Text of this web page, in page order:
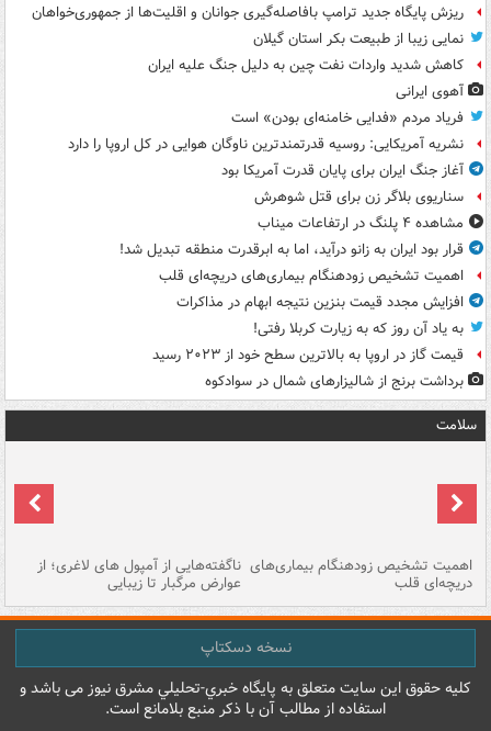
ریزش پایگاه جدید ترامپ بافاصله‌گیری جوانان و اقلیت‌ها از جمهوری‌خواهان
نمایی زیبا از طبیعت بکر استان گیلان
کاهش شدید واردات نفت چین به دلیل جنگ علیه ایران
آهوی ایرانی
فریاد مردم «فدایی خامنه‌ای بودن» است
نشریه آمریکایی: روسیه قدرتمندترین ناوگان هوایی در کل اروپا را دارد
آغاز جنگ ایران برای پایان قدرت آمریکا بود
سناریوی بلاگر زن برای قتل شوهرش
مشاهده ۴ پلنگ در ارتفاعات میناب
قرار بود ایران به زانو درآید، اما به ابرقدرت منطقه تبدیل شد!
اهمیت تشخیص زودهنگام بیماری‌های دریچه‌ای قلب
افزایش مجدد قیمت بنزین نتیجه ابهام در مذاکرات
به یاد آن روز که به زیارت کربلا رفتی!
قیمت گاز در اروپا به بالاترین سطح خود از ۲۰۲۳ رسید
برداشت برنج از شالیزارهای شمال در سوادکوه
سلامت
اهمیت تشخیص زودهنگام بیماری‌های
دریچه‌ای قلب
ناگفته‌هایی از آمپول های لاغری؛ از
عوارض مرگبار تا زیبایی
نسخه دسکتاپ
کليه حقوق اين سايت متعلق به پایگاه خبري-تحليلي مشرق نيوز می باشد و
استفاده از مطالب آن با ذکر منبع بلامانع است.